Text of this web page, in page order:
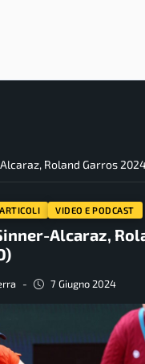
Roland Garros
VIDEO E PODCAST
Alcaraz,
- 7 Giugno 2024